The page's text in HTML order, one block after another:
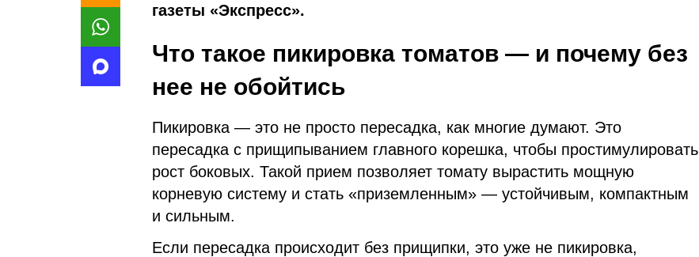
газеты «Экспресс».
Что такое пикировка томатов — и почему без
нее не обойтись
Пикировка — это не просто пересадка, как многие думают. Это
пересадка с прищипыванием главного корешка, чтобы простимулировать
рост боковых. Такой прием позволяет томату вырастить мощную
корневую систему и стать «приземленным» — устойчивым, компактным
и сильным.
Если пересадка происходит без прищипки, это уже не пикировка,